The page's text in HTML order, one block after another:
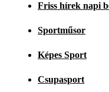
Friss hírek napi
Sportműsor
Képes Sport
Csupasport